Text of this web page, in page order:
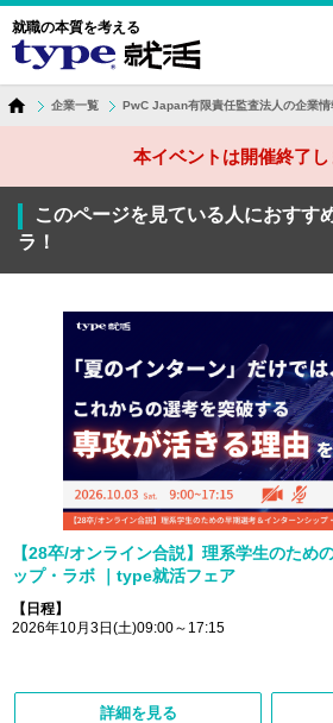
就職の本質を考える
企業一覧 PwC Japan有限責任監査法人の企業情
本イベントは開催終了し
このページを見ている人におすす
ラ！
【28卒/オンライン合説】理系学生のため
ップ・ラボ ｜type就活フェア
【日程】
2026年10月3日(土)09:00～17:15
詳細を見る